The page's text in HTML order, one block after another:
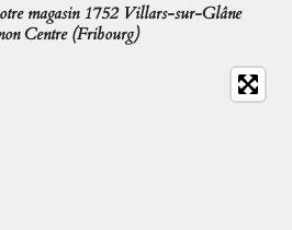
magasin 1752 Villars-sur-Glâne
Centre (Fribourg)